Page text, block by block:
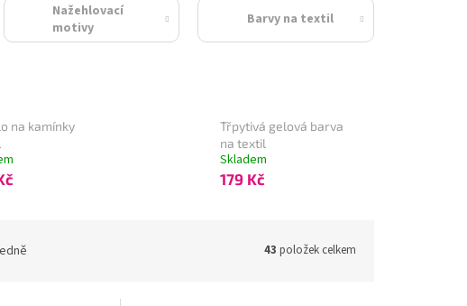
Nažehlovací
motivy
Barvy na textil
na kamínky
Třpytivá gelová barva
na textil
Skladem
179 Kč
43 položek celkem